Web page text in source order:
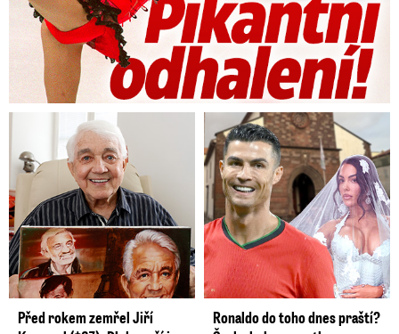
Před rokem zemřel Jiří
Ronaldo do toho dnes praští?